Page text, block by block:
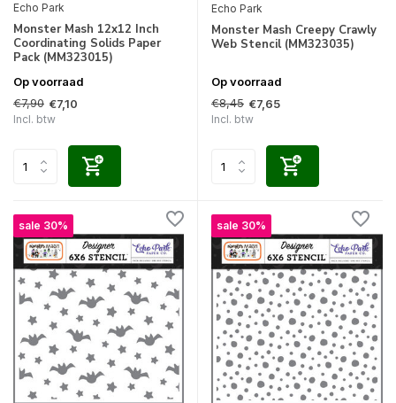
Echo Park
Monster Mash 12x12 Inch
Coordinating Solids Paper
Pack (MM323015)
Op voorraad
€7,90 €7,10
Incl. btw
Echo Park
Monster Mash Creepy Crawly
Web Stencil (MM323035)
Op voorraad
€8,45 €7,65
Incl. btw
sale 30% sale 30%